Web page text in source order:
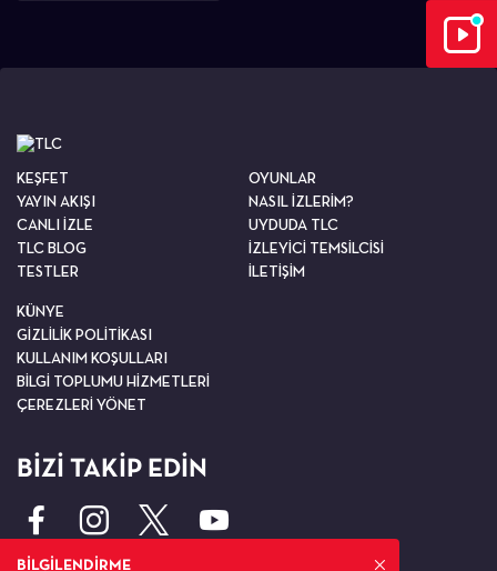
KEŞFET
YAYIN AKIŞI
CANLI İZLE
TLC BLOG
TESTLER
OYUNLAR
NASIL İZLERİM?
UYDUDA TLC
İZLEYİCİ TEMSİLCİSİ
İLETİŞİM
KÜNYE
GİZLİLİK POLİTİKASI
KULLANIM KOŞULLARI
BİLGİ TOPLUMU HİZMETLERİ
ÇEREZLERİ YÖNET
BİZİ TAKİP EDİN
BİLGİLENDİRME